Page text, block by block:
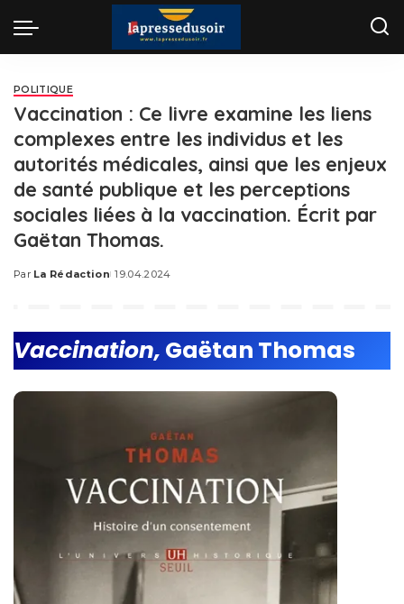
POLITIQUE
Vaccination : Ce livre examine les liens
complexes entre les individus et les
autorités médicales, ainsi que les enjeux
de santé publique et les perceptions
sociales liées à la vaccination. Écrit par
Gaëtan Thomas.
Posted
Par La Rédaction 19.04.2024
Vaccination, Gaëtan Thomas